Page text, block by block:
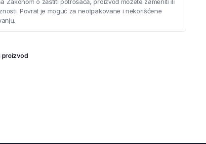
Povrat je moguć za neotpakovane i nekorišćene
proizvod